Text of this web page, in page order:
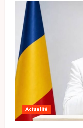
Actualité